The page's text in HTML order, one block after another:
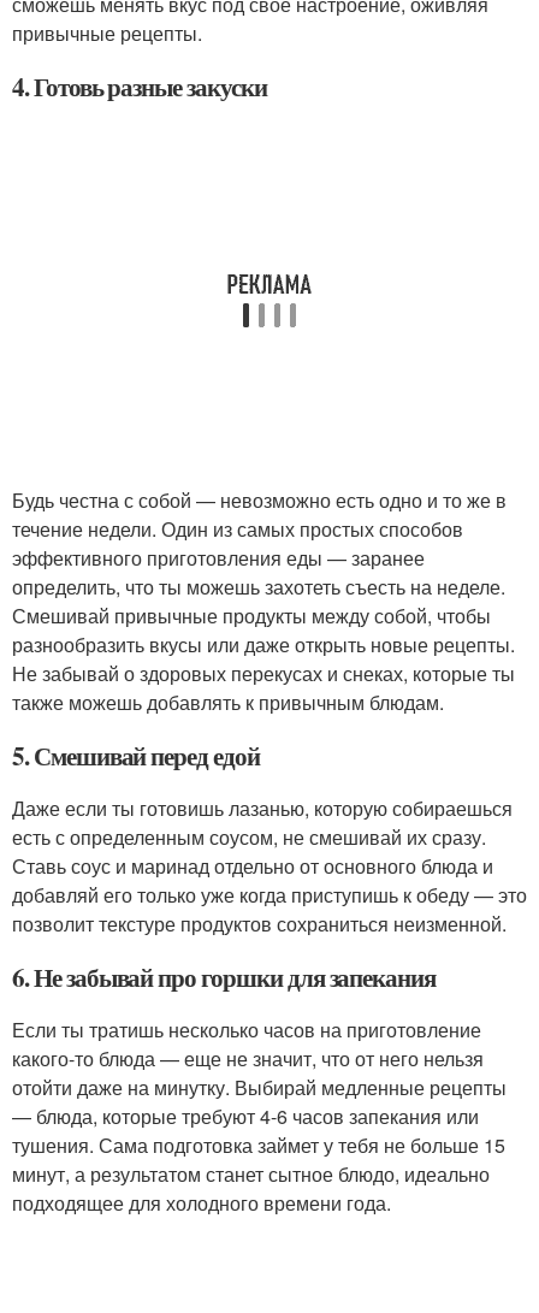
привычные рецепты.
4. Готовь разные закуски
Будь честна с собой — невозможно есть одно и то же в
течение недели. Один из самых простых способов
эффективного приготовления еды — заранее
определить, что ты можешь захотеть съесть на неделе.
Смешивай привычные продукты между собой, чтобы
разнообразить вкусы или даже открыть новые рецепты.
Не забывай о здоровых перекусах и снеках, которые ты
также можешь добавлять к привычным блюдам.
5. Смешивай перед едой
Даже если ты готовишь лазанью, которую собираешься
есть с определенным соусом, не смешивай их сразу.
Ставь соус и маринад отдельно от основного блюда и
добавляй его только уже когда приступишь к обеду — это
позволит текстуре продуктов сохраниться неизменной.
6. Не забывай про горшки для запекания
Если ты тратишь несколько часов на приготовление
какого-то блюда — еще не значит, что от него нельзя
отойти даже на минутку. Выбирай медленные рецепты
— блюда, которые требуют 4-6 часов запекания или
тушения. Сама подготовка займет у тебя не больше 15
минут, а результатом станет сытное блюдо, идеально
подходящее для холодного времени года.